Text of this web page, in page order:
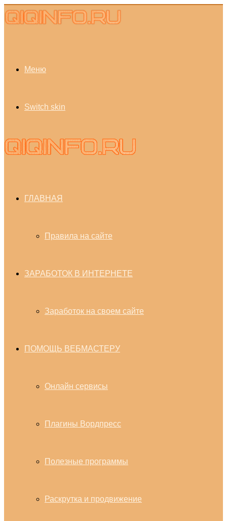
Меню
Switch skin
ГЛАВНАЯ
Правила на сайте
ЗАРАБОТОК В ИНТЕРНЕТЕ
Заработок на своем сайте
ПОМОЩЬ ВЕБМАСТЕРУ
Онлайн сервисы
Плагины Вордпресс
Полезные программы
Раскрутка и продвижение